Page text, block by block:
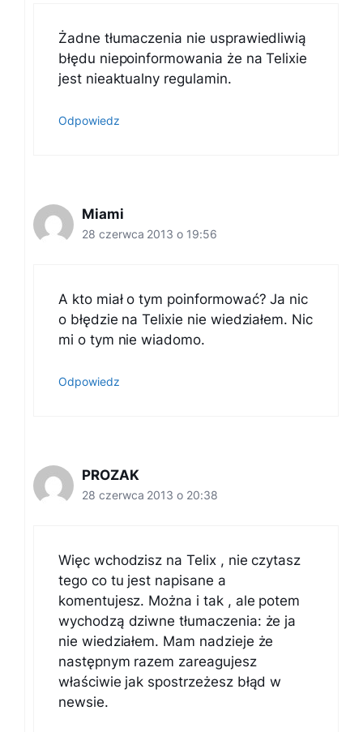
Żadne tłumaczenia nie usprawiedliwią
błędu niepoinformowania że na Telixie
jest nieaktualny regulamin.
Odpowiedz
Miami
28 czerwca 2013 o 19:56
A kto miał o tym poinformować? Ja nic
o błędzie na Telixie nie wiedziałem. Nic
mi o tym nie wiadomo.
Odpowiedz
PROZAK
28 czerwca 2013 o 20:38
Więc wchodzisz na Telix , nie czytasz
tego co tu jest napisane a
komentujesz. Można i tak , ale potem
wychodzą dziwne tłumaczenia: że ja
nie wiedziałem. Mam nadzieje że
następnym razem zareagujesz
właściwie jak spostrzeżesz błąd w
newsie.